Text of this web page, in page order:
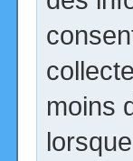
moins